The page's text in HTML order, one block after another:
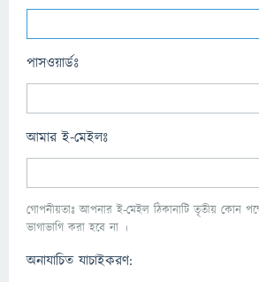
পাসওয়ার্ডঃ
আমার ই-মেইলঃ
গোপনীয়তাঃ আপনার ই-মেইল ঠিকানাটি তৃতীয় কোন
ভাগাভাগি করা হবে না ।
অনাযাচিত যাচাইকরণ: